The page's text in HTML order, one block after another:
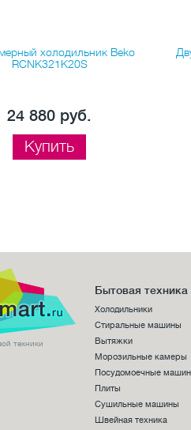
холодильник Beko
RCNK321K20S
24 880 руб.
Купить
техники
Бытовая техника
Холодильники
Стиральные машины
Вытяжки
Морозильные камеры
Посудомоечные
Плиты
Сушильные машины
Швейная техника